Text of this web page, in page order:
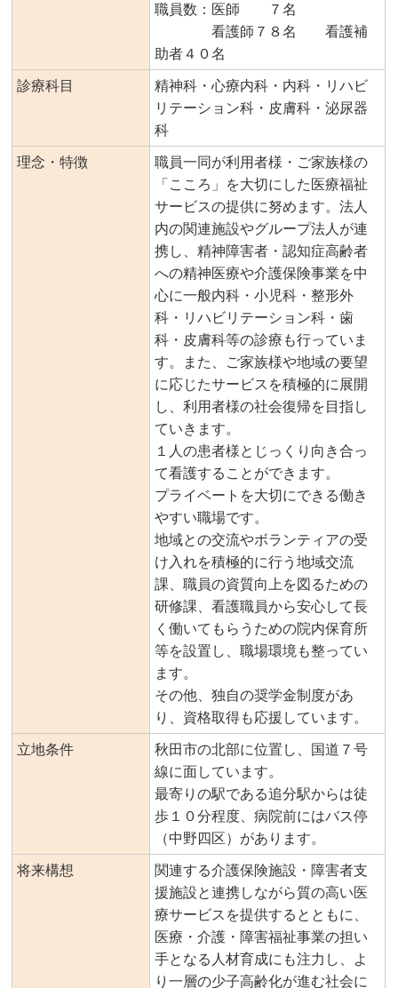
職員数：医師 ７名
看護師７８名 看護補
助者４０名
診療科目
精神科・心療内科・内科・リハビ
リテーション科・皮膚科・泌尿器
科
理念・特徴
職員一同が利用者様・ご家族様の
「こころ」を大切にした医療福祉
サービスの提供に努めます。法人
内の関連施設やグループ法人が連
携し、精神障害者・認知症高齢者
への精神医療や介護保険事業を中
心に一般内科・小児科・整形外
科・リハビリテーション科・歯
科・皮膚科等の診療も行っていま
す。また、ご家族様や地域の要望
に応じたサービスを積極的に展開
し、利用者様の社会復帰を目指し
ていきます。
１人の患者様とじっくり向き合っ
て看護することができます。
プライベートを大切にできる働き
やすい職場です。
地域との交流やボランティアの受
け入れを積極的に行う地域交流
課、職員の資質向上を図るための
研修課、看護職員から安心して長
く働いてもらうための院内保育所
等を設置し、職場環境も整ってい
ます。
その他、独自の奨学金制度があ
り、資格取得も応援しています。
立地条件
秋田市の北部に位置し、国道７号
線に面しています。
最寄りの駅である追分駅からは徒
歩１０分程度、病院前にはバス停
（中野四区）があります。
将来構想
関連する介護保険施設・障害者支
援施設と連携しながら質の高い医
療サービスを提供するとともに、
医療・介護・障害福祉事業の担い
手となる人材育成にも注力し、よ
り一層の少子高齢化が進む社会に